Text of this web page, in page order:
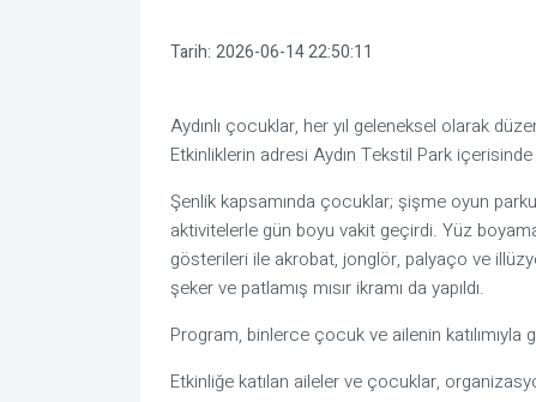
Tarih: 2026-06-14 22:50:11
Aydınlı çocuklar, her yıl geleneksel olarak
Etkinliklerin adresi Aydın Tekstil Park
Şenlik kapsamında çocuklar; şişme oyun
aktivitelerle gün boyu vakit geçirdi. Yüz
gösterileri ile akrobat, jonglör, palyaço ve
şeker ve patlamış mısır ikramı da yapıldı.
Program, binlerce çocuk ve ailenin katılımıyla
Etkinliğe katılan aileler ve çocuklar,